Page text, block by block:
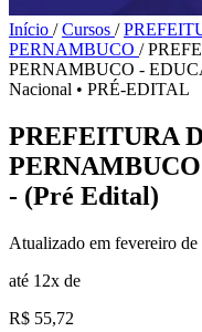
Início / Cursos /
PERNAMBUCO /
PERNAMBUCO -
Nacional • PRÉ-EDITAL
PREFEITURA
- (Pré Edital)
Atualizado em fevereiro de
até 12x de
R$ 55,72